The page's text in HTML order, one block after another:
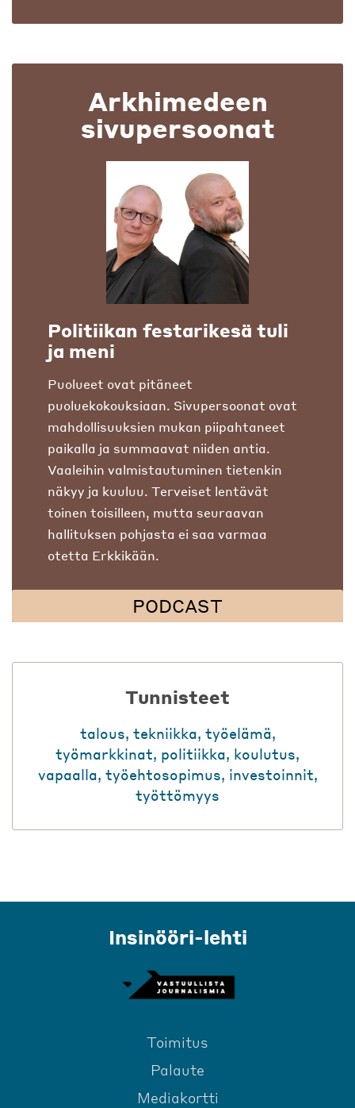
Arkhimedeen
sivupersoonat
Politiikan festarikesä tuli
ja meni
Puolueet ovat pitäneet
puoluekokouksiaan. Sivupersoonat ovat
mahdollisuuksien mukan piipahtaneet
paikalla ja summaavat niiden antia.
Vaaleihin valmistautuminen tietenkin
näkyy ja kuuluu. Terveiset lentävät
toinen toisilleen, mutta seuraavan
hallituksen pohjasta ei saa varmaa
otetta Erkkikään.
PODCAST
Tunnisteet
talous, tekniikka, työelämä,
työmarkkinat, politiikka, koulutus,
vapaalla, työehtosopimus, investoinnit,
työttömyys
Insinööri-lehti
Toimitus
Palaute
Mediakortti